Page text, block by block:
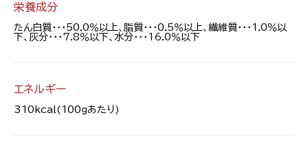
栄養成分
たん白質・・・50.0％以上、脂質・・・0.5％以上、繊維質・・・1.0％以
下、灰分・・・7.8％以下、水分・・・16.0％以下
エネルギー
310kcal(100ｇあたり)